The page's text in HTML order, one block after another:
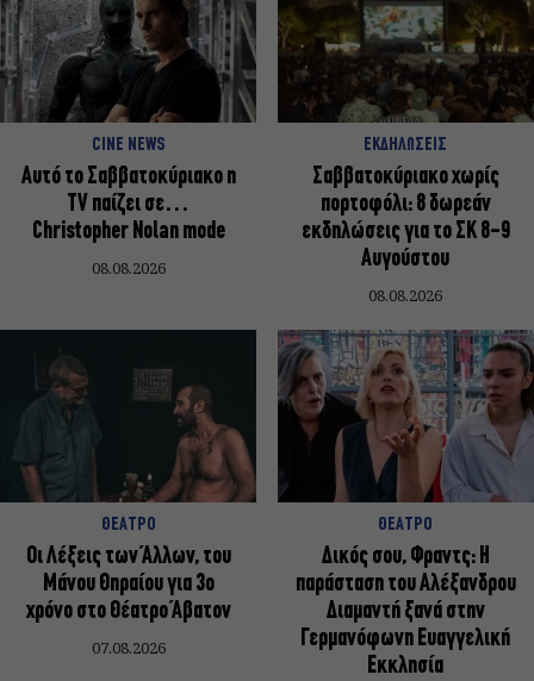
CINE NEWS
Αυτό το Σαββατοκύριακο η
TV παίζει σε…
Christopher Nolan mode
08.08.2026
ΕΚΔΗΛΩΣΕΙΣ
Σαββατοκύριακο χωρίς
πορτοφόλι: 8 δωρεάν
εκδηλώσεις για το ΣΚ 8-9
Αυγούστου
08.08.2026
ΘΕΑΤΡΟ
Οι Λέξεις των Άλλων, του
Μάνου Θηραίου για 3ο
χρόνο στο Θέατρο Άβατον
07.08.2026
ΘΕΑΤΡΟ
Δικός σου, Φραντς: Η
παράσταση του Αλέξανδρου
Διαμαντή ξανά στην
Γερμανόφωνη Ευαγγελική
Εκκλησία